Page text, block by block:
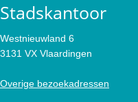
Stadskantoor
Westnieuwland 6
3131 VX Vlaardingen
Overige bezoekadressen